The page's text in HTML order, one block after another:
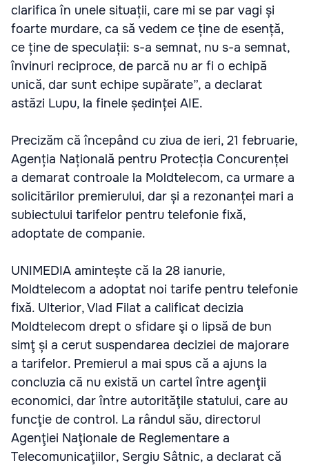
clarifica în unele situații, care mi se par vagi și
foarte murdare, ca să vedem ce ține de esență,
ce ține de speculații: s-a semnat, nu s-a semnat,
învinuri reciproce, de parcă nu ar fi o echipă
unică, dar sunt echipe supărate”, a declarat
astăzi Lupu, la finele ședinței AIE.
Precizăm că începând cu ziua de ieri, 21 februarie,
Agenția Națională pentru Protecția Concurenței
a demarat controale la Moldtelecom, ca urmare a
solicitărilor premierului, dar și a rezonanței mari a
subiectului tarifelor pentru telefonie fixă,
adoptate de companie.
UNIMEDIA amintește că la 28 ianurie,
Moldtelecom a adoptat noi tarife pentru telefonie
fixă. Ulterior, Vlad Filat a calificat decizia
Moldtelecom drept o sfidare şi o lipsă de bun
simţ și a cerut suspendarea deciziei de majorare
a tarifelor. Premierul a mai spus că a ajuns la
concluzia că nu există un cartel între agenţii
economici, dar între autorităţile statului, care au
funcţie de control. La rândul său, directorul
Agenţiei Naţionale de Reglementare a
Telecomunicaţiilor, Sergiu Sâtnic, a declarat că